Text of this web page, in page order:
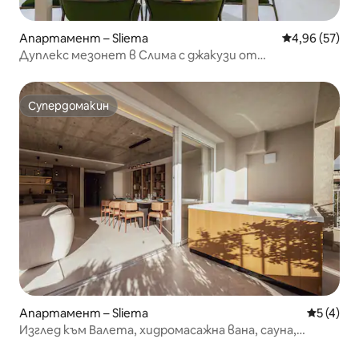
Апартамент – Sliema Средна
4,96 (57)
Дуплекс мезонет в Слима с джакузи от
Супердомакин
Супердомакин
Апартамент – Sliema Средна
5 (4)
Изглед към Валета, хидромасажна вана, сауна,